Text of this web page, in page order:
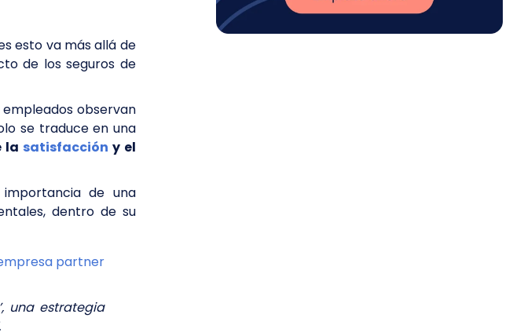
esto va más allá de
de los seguros de
empleados observan
se traduce en una
la satisfacción y el
de una
dentro de su
partner
una estrategia